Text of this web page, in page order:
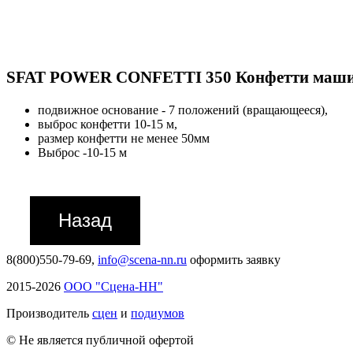
SFAT POWER CONFETTI 350 Конфетти
подвижное основание - 7 положений (вращающееся),
выброс конфетти 10-15 м,
размер конфетти не менее 50мм
Выброс -10-15 м
8(800)550-79-69, info@scena-nn.ru оформить заявку
2015-2026 ООО "Сцена-НН"
Производитель сцен и подиумов
© Не является публичной офертой